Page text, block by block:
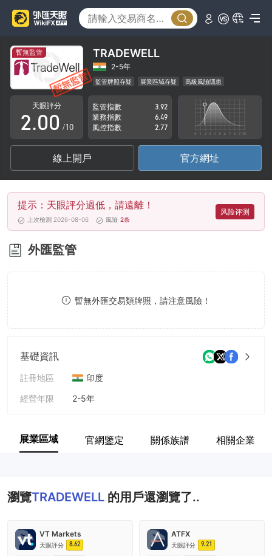
暫無監管 TRADEWELL
2-5年
監管牌照存疑 展業區域存疑 高級風險隱患
天眼評分
0
1
2
3
4
5
6
7
8
.0
1
2
3
4
5
6
0
1
2
3
4
5
6
/10
監管指數
3.92
業務指數
6.49
風控指數
2.77
線上開戶 官方網址
提示：天眼評分過低，請遠離！
上次檢測 2026-08-06 風險 2条
风险评测
外匯監管
暫無外匯交易類牌照，請注意風險！
基礎資訊
註冊地區
印度
經營年限
2-5年
展業區域 官網鑒定 關係族譜 相關企業
瀏覽TRADEWELL 的用戶還瀏覽了..
VT Markets
天眼評分 8.62
ATFX
天眼評分 9.21